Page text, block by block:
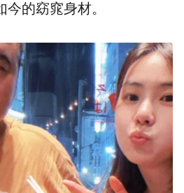
的窈窕身材。